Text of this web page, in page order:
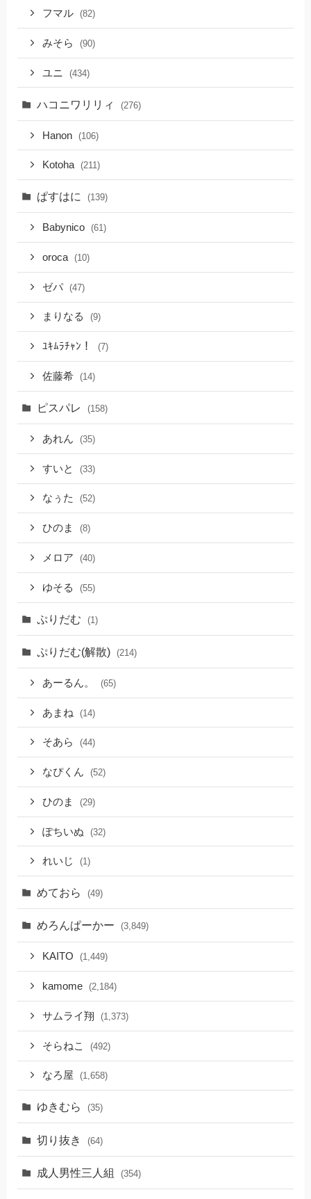
フマル (82)
みそら (90)
ユニ (434)
ハコニワリリィ (276)
Hanon (106)
Kotoha (211)
ぱすはに (139)
Babynico (61)
oroca (10)
ゼパ (47)
まりなる (9)
ﾕｷﾑﾗﾁｬﾝ！ (7)
佐藤希 (14)
ピスパレ (158)
あれん (35)
すいと (33)
なぅた (52)
ひのま (8)
メロア (40)
ゆそる (55)
ぷりだむ (1)
ぷりだむ(解散) (214)
あーるん。 (65)
あまね (14)
そあら (44)
なぴくん (52)
ひのま (29)
ぽちいぬ (32)
れいじ (1)
めておら (49)
めろんぱーかー (3,849)
KAITO (1,449)
kamome (2,184)
サムライ翔 (1,373)
そらねこ (492)
なろ屋 (1,658)
ゆきむら (35)
切り抜き (64)
成人男性三人組 (354)